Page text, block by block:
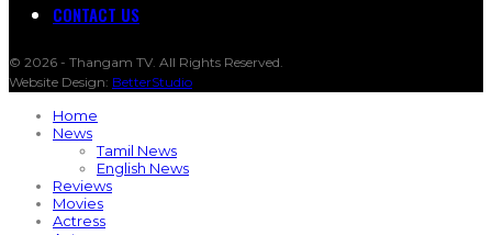
CONTACT US
© 2026 - Thangam TV. All Rights Reserved.
Website Design: BetterStudio
Home
News
Tamil News
English News
Reviews
Movies
Actress